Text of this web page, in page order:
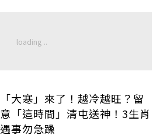
「大寒」來了！越冷越旺？留
意「這時間」清屯送神！3生肖
遇事勿急躁